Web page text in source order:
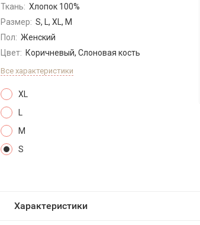
Ткань: Хлопок 100%
Размер: S, L, XL, M
Пол: Женский
Цвет: Коричневый, Слоновая кость
Все характеристики
XL
M
S
Характеристики